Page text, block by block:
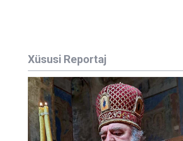
Xüsusi Reportaj